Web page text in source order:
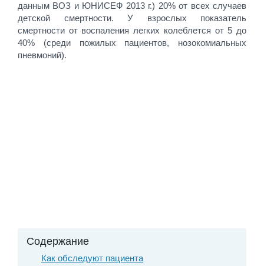
данным ВОЗ и ЮНИСЕФ 2013 г.) 20% от всех случаев
детской смертности. У взрослых показатель
смертности от воспаления легких колеблется от 5 до
40% (среди пожилых пациентов, нозокомиальных
пневмоний).
Содержание
Как обследуют пациента